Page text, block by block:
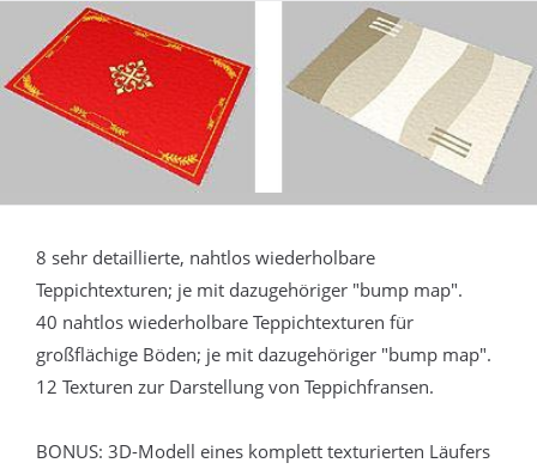
8 sehr detaillierte, nahtlos wiederholbare
Teppichtexturen; je mit dazugehöriger "bump map".
40 nahtlos wiederholbare Teppichtexturen für
großflächige Böden; je mit dazugehöriger "bump map".
12 Texturen zur Darstellung von Teppichfransen.
BONUS: 3D-Modell eines komplett texturierten Läufers